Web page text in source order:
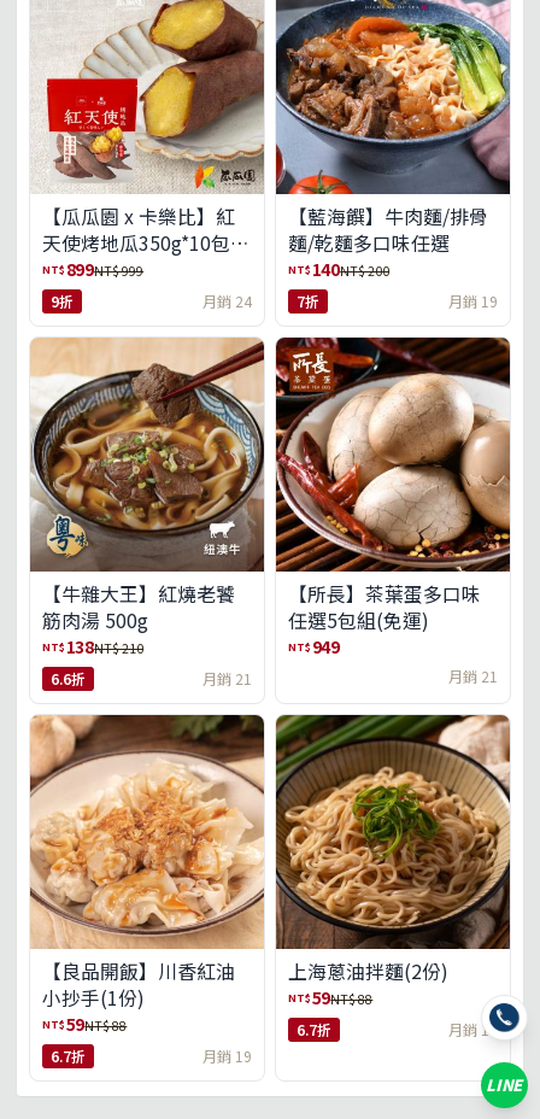
【瓜瓜園 x 卡樂比】紅
天使烤地瓜350g*10包
(免運組)
NT$ 899NT$ 999
9折 月銷 24
【藍海饌】牛肉麵/排骨
麵/乾麵多口味任選
NT$ 140NT$ 200
7折 月銷 19
【牛雜大王】紅燒老饕
筋肉湯 500g
NT$ 138NT$ 210
6.6折 月銷 21
【所長】茶葉蛋多口味
任選5包組(免運)
NT$ 949
月銷 21
【良品開飯】川香紅油
小抄手(1份)
NT$59NT$ 88
6.7折 月銷 19
上海蔥油拌麵(2份)
NT$59NT$ 88
6.7折 月銷 18
LINE